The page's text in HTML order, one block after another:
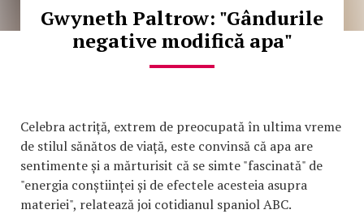
Gwyneth Paltrow: "Gândurile
negative modifică apa"
Celebra actriță, extrem de preocupată în ultima vreme
de stilul sănătos de viață, este convinsă că apa are
sentimente și a mărturisit că se simte "fascinată" de
"energia conștiinței și de efectele acesteia asupra
materiei", relatează joi cotidianul spaniol ABC.